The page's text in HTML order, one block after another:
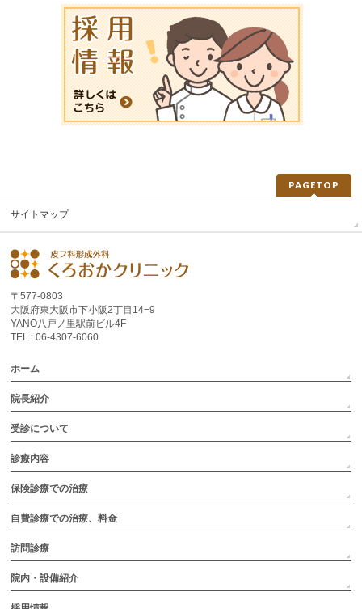
PAGETOP
サイトマップ
〒577-0803
大阪府東大阪市下小阪2丁目14−9
YANO八戸ノ里駅前ビル4F
TEL : 06-4307-6060
ホーム
院長紹介
受診について
診療内容
保険診療での治療
自費診療での治療、料金
訪問診療
院内・設備紹介